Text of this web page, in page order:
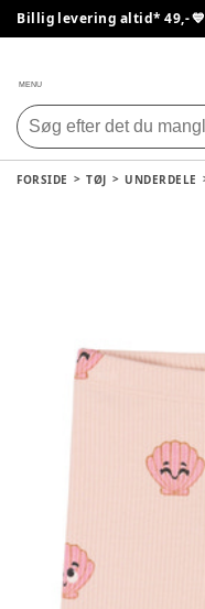
Billig levering altid* 49,- 💙
MENU
FORSIDE TØJ UNDERDELE